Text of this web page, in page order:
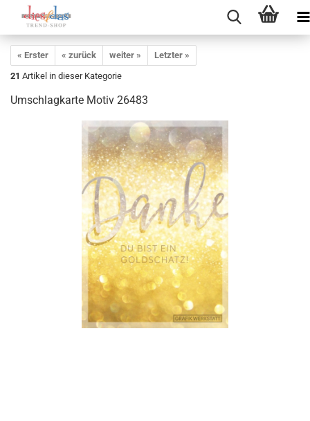
« Erster « zurück weiter »
Letzter »
21 Artikel in dieser Kategorie
Umschlagkarte Motiv 26483